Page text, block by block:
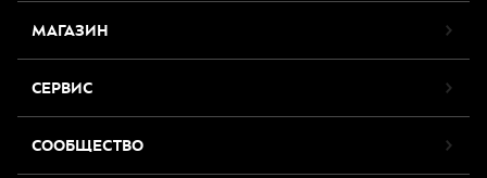
МАГАЗИН
СЕРВИС
СООБЩЕСТВО